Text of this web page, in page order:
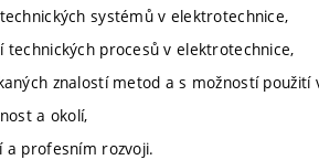
systémů v elektrotechnice,
procesů v elektrotechnice,
znalostí metod a s možností použití
a okolí,
a profesním rozvoji.